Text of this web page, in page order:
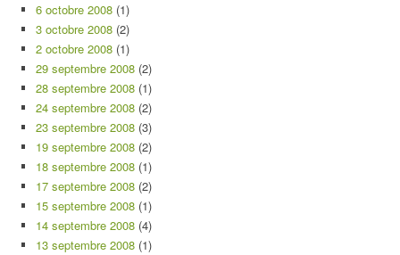
6 octobre 2008 (1)
3 octobre 2008 (2)
2 octobre 2008 (1)
29 septembre 2008 (2)
28 septembre 2008 (1)
24 septembre 2008 (2)
23 septembre 2008 (3)
19 septembre 2008 (2)
18 septembre 2008 (1)
17 septembre 2008 (2)
15 septembre 2008 (1)
14 septembre 2008 (4)
13 septembre 2008 (1)